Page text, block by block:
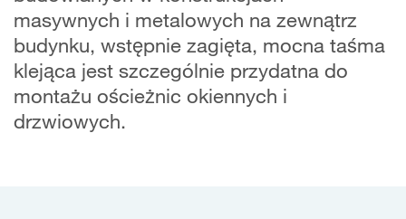
masywnych i metalowych na zewnątrz
budynku, wstępnie zagięta, mocna taśma
klejąca jest szczególnie przydatna do
montażu ościeżnic okiennych i
drzwiowych.